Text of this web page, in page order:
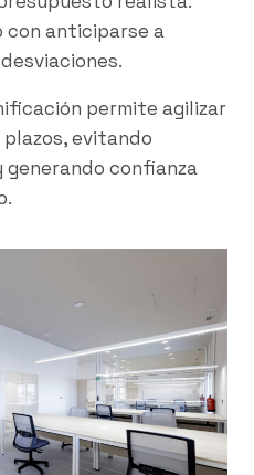
con anticiparse a
permite agilizar
evitando
confianza